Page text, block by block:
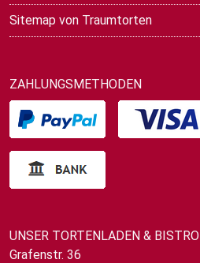
Sitemap von Traumtorten
ZAHLUNGSMETHODEN
UNSER TORTENLADEN & BISTRO
Grafenstr. 36